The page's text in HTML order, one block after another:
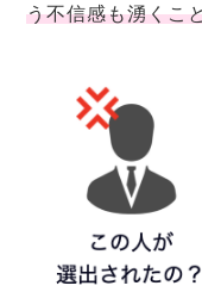
う不信感も湧くこ